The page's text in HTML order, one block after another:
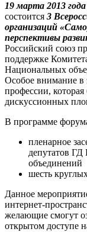
19 марта 2013 года
состоится 3
организаций
перспективы
Российский союз
поддержке
Национальных
Особое внимание в
профессии, которая
дискуссионных
В программе
пленарное
депутатов
объединений
шесть
Данное
интернет-
желающие смогут
открытом доступе